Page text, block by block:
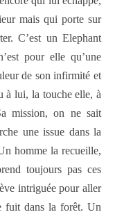
mais qui porte sur
C’est un Elephant
pour elle qu’une
de son infirmité et
à lui, la touche elle, à
mission, on ne sait
une issue dans la
homme la recueille,
toujours pas ces
intriguée pour aller
fuit dans la forêt. Un